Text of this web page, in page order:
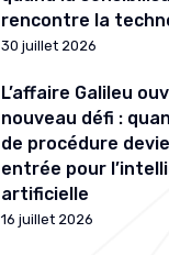
rencontre la
30 juillet 2026
L’affaire Galileu
nouveau défi :
de procédure
entrée pour
artificielle
16 juillet 2026